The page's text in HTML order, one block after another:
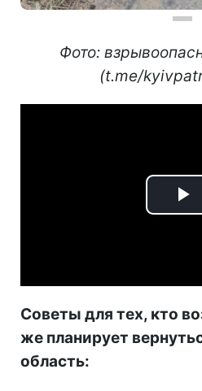
Фото:
(t.me/
Советы для тех, кто
же планирует
область: